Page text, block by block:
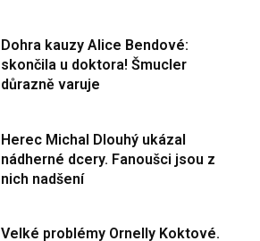
Dohra kauzy Alice Bendové:
skončila u doktora! Šmucler
důrazně varuje
Herec Michal Dlouhý ukázal
nádherné dcery. Fanoušci jsou z
nich nadšení
Velké problémy Ornelly Koktové.